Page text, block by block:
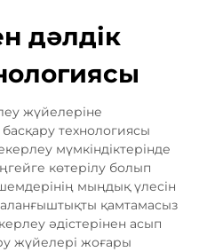
дәлдік
жүйелеріне
технологиясы
мүмкіндіктерінде
көтерілу болып
мыңдық үлесін
қамтамасыз
әдістерінен асып
жүйелері жоғары